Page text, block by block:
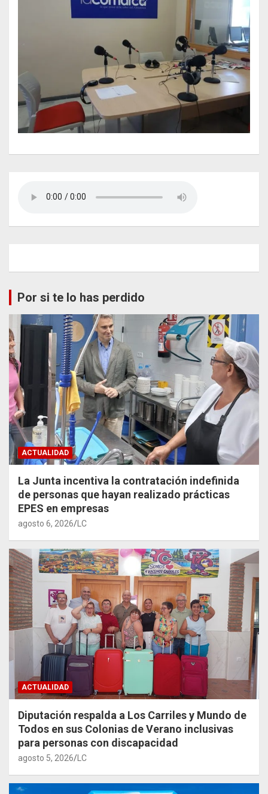
Por si te lo has perdido
ACTUALIDAD
La Junta incentiva la contratación indefinida
de personas que hayan realizado prácticas
EPES en empresas
agosto 6, 2026 LC
ACTUALIDAD
Diputación respalda a Los Carriles y Mundo de
Todos en sus Colonias de Verano inclusivas
para personas con discapacidad
agosto 5, 2026 LC